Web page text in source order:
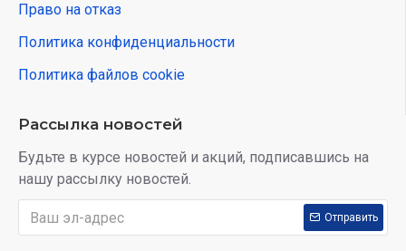
Право на отказ
Политика конфиденциальности
Политика файлов cookie
Рассылка новостей
Будьте в курсе новостей и акций, подписавшись на
нашу рассылку новостей.
Отправить